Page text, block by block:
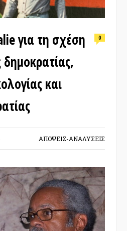
για τη σχέση
και
0
ΑΠΟΨΕΙΣ-ΑΝΑΛΥΣΕΙΣ